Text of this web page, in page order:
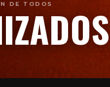
DE TODOS